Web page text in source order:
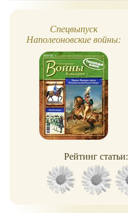
Спецвыпуск
Наполеоновские войны:
Иоахим Мюрат
Рейтинг статьи: